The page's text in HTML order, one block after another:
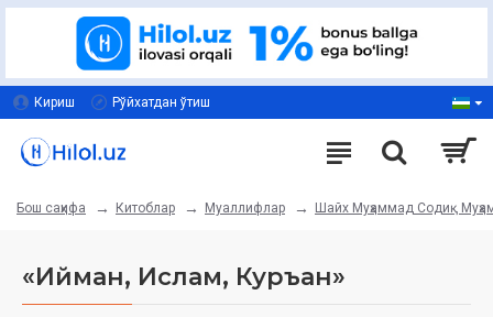
Кириш Рўйхатдан ўтиш
Бош саҳифа Китоблар Муаллифлар Шайх Муҳаммад Содиқ
«Ийман, Ислам, Куръан»